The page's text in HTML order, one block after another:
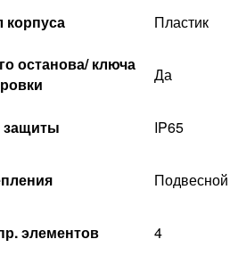
корпуса Пластик
останова/ ключа
Да
защиты IP65
Подвесной
элементов 4